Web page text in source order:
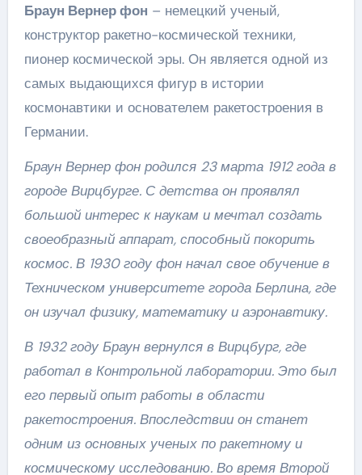
Браун Вернер фон – немецкий ученый,
конструктор ракетно-космической техники,
пионер космической эры. Он является одной из
самых выдающихся фигур в истории
космонавтики и основателем ракетостроения в
Германии.
Браун Вернер фон родился 23 марта 1912 года в
городе Вирцбурге. С детства он проявлял
большой интерес к наукам и мечтал создать
своеобразный аппарат, способный покорить
космос. В 1930 году фон начал свое обучение в
Техническом университете города Берлина, где
он изучал физику, математику и аэронавтику.
В 1932 году Браун вернулся в Вирцбург, где
работал в Контрольной лаборатории. Это был
его первый опыт работы в области
ракетостроения. Впоследствии он станет
одним из основных ученых по ракетному и
космическому исследованию. Во время Второй